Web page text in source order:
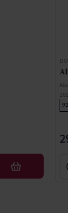
AÑADIR
92